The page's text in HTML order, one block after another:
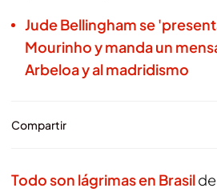
Jude Bellingham se
Mourinho y manda un
Arbeloa y al madridismo
Compartir
Todo son lágrimas en Brasil